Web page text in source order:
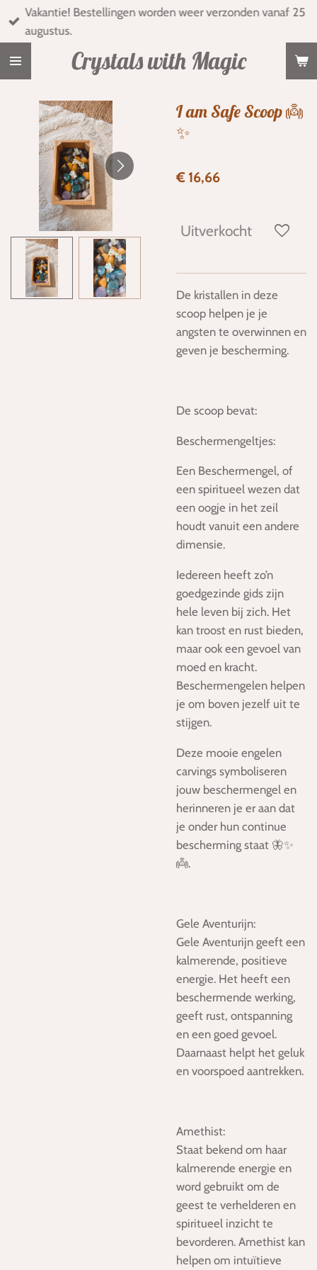
Ga
direct
Crystals with Magic
Vakantie! Bestellingen worden weer verzonden vanaf 25
augustus.
I am Safe Scoop 👼
✨
€ 16,66
Uitverkocht
De kristallen in deze
scoop helpen je je
angsten te overwinnen en
geven je bescherming.
De scoop bevat:
Beschermengeltjes:
Een Beschermengel, of
een spiritueel wezen dat
een oogje in het zeil
houdt vanuit een andere
dimensie.
Iedereen heeft zo’n
goedgezinde gids zijn
hele leven bij zich. Het
kan troost en rust bieden,
maar ook een gevoel van
moed en kracht.
Beschermengelen helpen
je om boven jezelf uit te
stijgen.
Deze mooie engelen
carvings symboliseren
jouw beschermengel en
herinneren je er aan dat
je onder hun continue
bescherming staat 🦋✨
👼.
Gele Aventurijn:
Gele Aventurijn geeft een
kalmerende, positieve
energie. Het heeft een
beschermende werking,
geeft rust, ontspanning
en een goed gevoel.
Daarnaast helpt het geluk
en voorspoed aantrekken.
Amethist:
Staat bekend om haar
kalmerende energie en
word gebruikt om de
geest te verhelderen en
spiritueel inzicht te
bevorderen. Amethist kan
helpen om intuïtieve